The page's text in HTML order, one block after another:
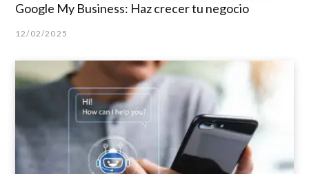
Google My Business: Haz crecer tu negocio
12/02/2025